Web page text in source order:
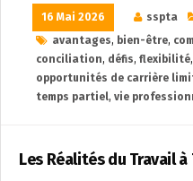
16 Mai 2026 sspta
avantages, bien-être,
conciliation, défis, flexibilité,
opportunités de carrière
temps partiel, vie
Les Réalités du Travail